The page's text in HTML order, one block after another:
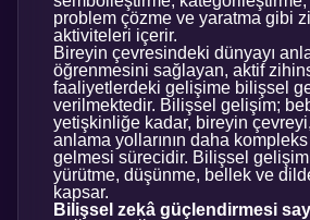
problem çözme ve yaratma gibi
aktiviteleri içerir.
Bireyin çevresindeki dünyayı
öğrenmesini sağlayan, aktif
faaliyetlerdeki gelişime bilişsel
verilmektedir. Bilişsel gelişim;
yetişkinliğe kadar, bireyin
anlama yollarının daha
gelmesi sürecidir. Bilişsel gelişim
yürütme, düşünme, bellek ve
kapsar.
Bilişsel zekâ güçlendirmesi